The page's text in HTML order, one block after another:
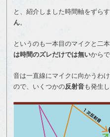
と、紹介しました時間軸をずら
ん。
というのも一本目のマイクと二
は時間のズレだけでは無いからで
音は一直線にマイクに向かうわ
ので、いくつかの反射音も発生し